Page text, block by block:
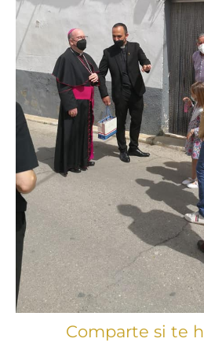
Comparte si te